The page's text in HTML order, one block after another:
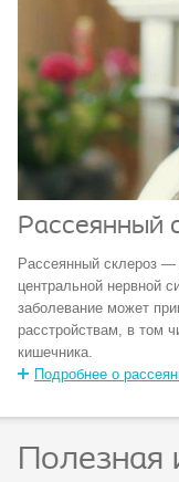
Рассеянный
Рассеянный склероз —
центральной нервной
заболевание может
расстройствам, в том
кишечника.
Подробнее о
Полезная